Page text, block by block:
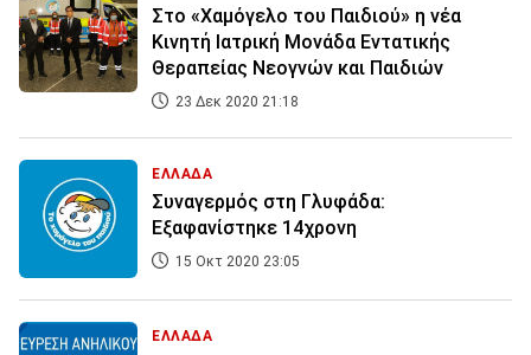
Στο «Χαμόγελο του Παιδιού» η νέα
Κινητή Ιατρική Μονάδα Εντατικής
Θεραπείας Νεογνών και Παιδιών
23 Δεκ 2020 21:18
ΕΛΛΑΔΑ
Συναγερμός στη Γλυφάδα:
Εξαφανίστηκε 14χρονη
15 Οκτ 2020 23:05
ΕΛΛΑΔΑ